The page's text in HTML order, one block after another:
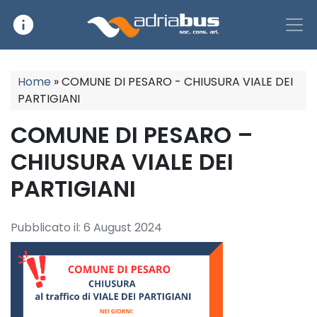
Main Navigation
info
Home »COMUNE DI PESARO - CHIUSURA VIALE DEI
PARTIGIANI
COMUNE DI PESARO –
CHIUSURA VIALE DEI
PARTIGIANI
Pubblicato il: 6 August 2024